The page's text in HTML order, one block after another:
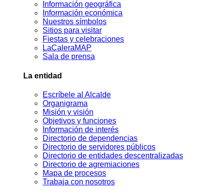
Información geográfica
Información económica
Nuestros símbolos
Sitios para visitar
Fiestas y celebraciones
LaCaleraMAP
Sala de prensa
La entidad
Escríbele al Alcalde
Organigrama
Misión y visión
Objetivos y funciones
Información de interés
Directorio de dependencias
Directorio de servidores públicos
Directorio de entidades descentralizadas
Directorio de agremiaciones
Mapa de procesos
Trabaja con nosotros